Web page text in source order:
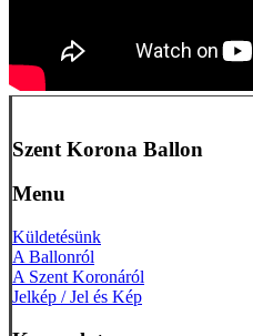
Szent Korona Ballon
Menu
Küldetésünk
A Ballonról
A Szent Koronáról
Jelkép / Jel és Kép